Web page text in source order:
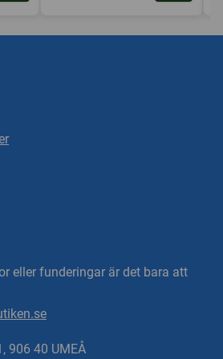
eller funderingar är det bara att
906 40 UMEÅ